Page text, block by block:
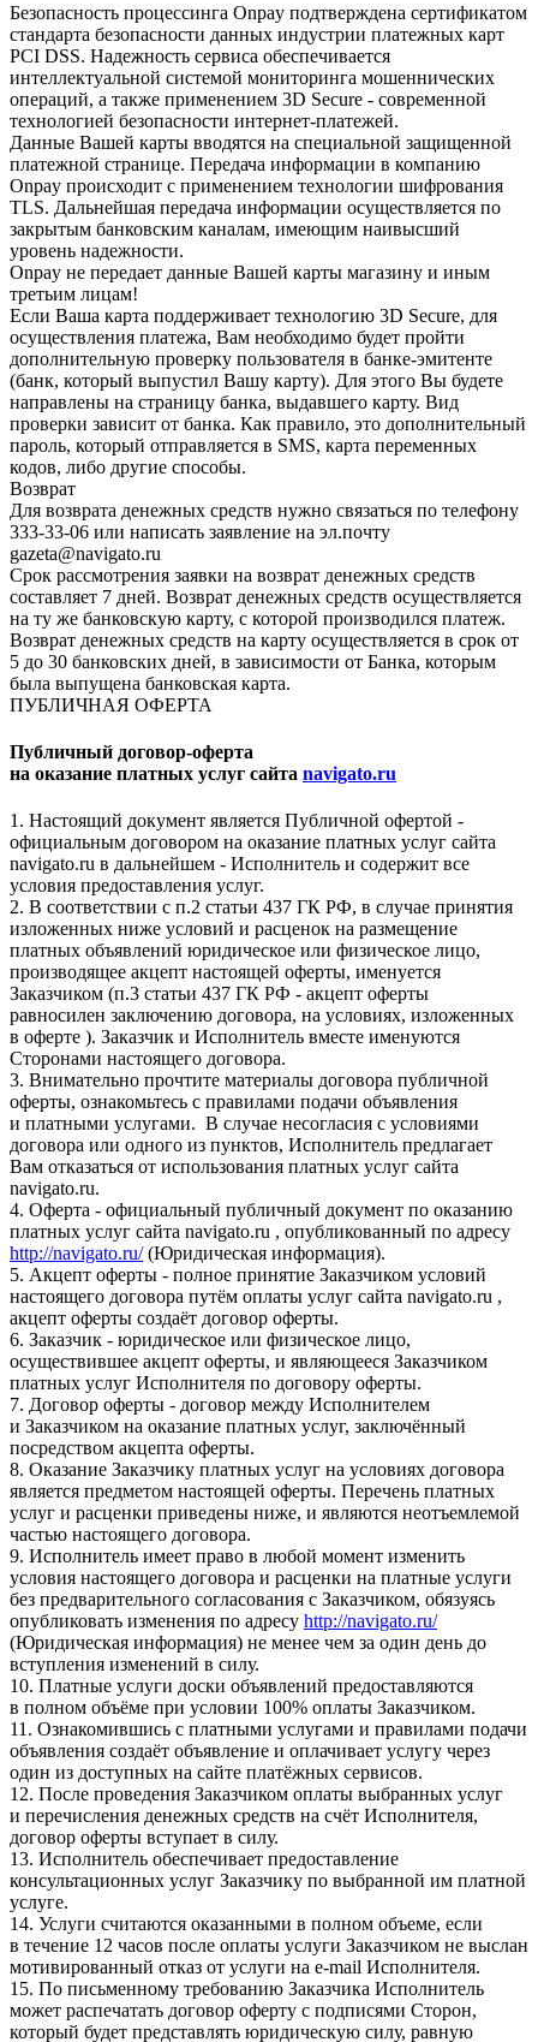
Безопасность процессинга Onpay подтверждена сертификатом
стандарта безопасности данных индустрии платежных карт
PCI DSS. Надежность сервиса обеспечивается
интеллектуальной системой мониторинга мошеннических
операций, а также применением 3D Secure - современной
технологией безопасности интернет-платежей.
Данные Вашей карты вводятся на специальной защищенной
платежной странице. Передача информации в компанию
Onpay происходит с применением технологии шифрования
TLS. Дальнейшая передача информации осуществляется по
закрытым банковским каналам, имеющим наивысший
уровень надежности.
Onpay не передает данные Вашей карты магазину и иным
третьим лицам!
Если Ваша карта поддерживает технологию 3D Secure, для
осуществления платежа, Вам необходимо будет пройти
дополнительную проверку пользователя в банке-эмитенте
(банк, который выпустил Вашу карту). Для этого Вы будете
направлены на страницу банка, выдавшего карту. Вид
проверки зависит от банка. Как правило, это дополнительный
пароль, который отправляется в SMS, карта переменных
кодов, либо другие способы.
Возврат
Для возврата денежных средств нужно связаться по телефону
333-33-06 или написать заявление на эл.почту
gazeta@navigato.ru
Срок рассмотрения заявки на возврат денежных средств
составляет 7 дней. Возврат денежных средств осуществляется
на ту же банковскую карту, с которой производился платеж.
Возврат денежных средств на карту осуществляется в срок от
5 до 30 банковских дней, в зависимости от Банка, которым
была выпущена банковская карта.
ПУБЛИЧНАЯ ОФЕРТА
Публичный договор-оферта
на оказание платных услуг сайта navigato.ru
1. Настоящий документ является Публичной офертой -
официальным договором на оказание платных услуг сайта
navigato.ru в дальнейшем - Исполнитель и содержит все
условия предоставления услуг.
2. В соответствии с п.2 статьи 437 ГК РФ, в случае принятия
изложенных ниже условий и расценок на размещение
платных объявлений юридическое или физическое лицо,
производящее акцепт настоящей оферты, именуется
Заказчиком (п.3 статьи 437 ГК РФ - акцепт оферты
равносилен заключению договора, на условиях, изложенных
в оферте ). Заказчик и Исполнитель вместе именуются
Сторонами настоящего договора.
3. Внимательно прочтите материалы договора публичной
оферты, ознакомьтесь с правилами подачи объявления
и платными услугами. В случае несогласия с условиями
договора или одного из пунктов, Исполнитель предлагает
Вам отказаться от использования платных услуг сайта
navigato.ru.
4. Оферта - официальный публичный документ по оказанию
платных услуг сайта navigato.ru , опубликованный по адресу
http://navigato.ru/(Юридическая информация).
5. Акцепт оферты - полное принятие Заказчиком условий
настоящего договора путём оплаты услуг сайта navigato.ru ,
акцепт оферты создаёт договор оферты.
6. Заказчик - юридическое или физическое лицо,
осуществившее акцепт оферты, и являющееся Заказчиком
платных услуг Исполнителя по договору оферты.
7. Договор оферты - договор между Исполнителем
и Заказчиком на оказание платных услуг, заключённый
посредством акцепта оферты.
8. Оказание Заказчику платных услуг на условиях договора
является предметом настоящей оферты. Перечень платных
услуг и расценки приведены ниже, и являются неотъемлемой
частью настоящего договора.
9. Исполнитель имеет право в любой момент изменить
условия настоящего договора и расценки на платные услуги
без предварительного согласования с Заказчиком, обязуясь
опубликовать изменения по адресу http://navigato.ru/
(Юридическая информация) не менее чем за один день до
вступления изменений в силу.
10. Платные услуги доски объявлений предоставляются
в полном объёме при условии 100% оплаты Заказчиком.
11. Ознакомившись с платными услугами и правилами подачи
объявления создаёт объявление и оплачивает услугу через
один из доступных на сайте платёжных сервисов.
12. После проведения Заказчиком оплаты выбранных услуг
и перечисления денежных средств на счёт Исполнителя,
договор оферты вступает в силу.
13. Исполнитель обеспечивает предоставление
консультационных услуг Заказчику по выбранной им платной
услуге.
14. Услуги считаются оказанными в полном объеме, если
в течение 12 часов после оплаты услуги Заказчиком не выслан
мотивированный отказ от услуги на e-mail Исполнителя.
15. По письменному требованию Заказчика Исполнитель
может распечатать договор оферту с подписями Сторон,
который будет представлять юридическую силу, равную